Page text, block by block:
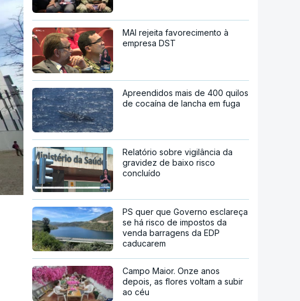
MAI rejeita favorecimento à
empresa DST
Apreendidos mais de 400 quilos
de cocaína de lancha em fuga
Relatório sobre vigilância da
gravidez de baixo risco
concluído
PS quer que Governo esclareça
se há risco de impostos da
venda barragens da EDP
caducarem
Campo Maior. Onze anos
depois, as flores voltam a subir
ao céu